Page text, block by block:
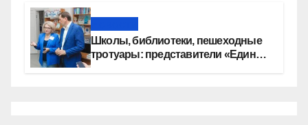
Школы, библиотеки, пешеходные
тротуары: представители «Единой